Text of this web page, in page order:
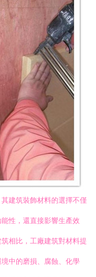
建筑裝飾材料的選擇不僅
性，還直接影響生產效
相比，工廠建筑對材料提
中的磨損、腐蝕、化學